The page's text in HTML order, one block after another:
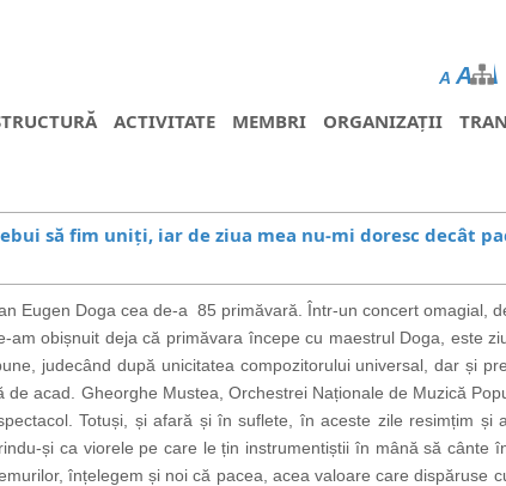
A AA
ACTIVITATE MEMBRI ORGANIZAȚII
să fim uniți, iar de ziua mea nu-mi doresc decât
Eugen Doga cea de-a 85 primăvară. Într-un concert omagial,
obișnuit deja că primăvara începe cu maestrul Doga, este
judecând după unicitatea compozitorului universal, dar și
acad. Gheorghe Mustea, Orchestrei Naționale de Muzică
Totuși, și afară și în suflete, în aceste zile resimțim și
și ca viorele pe care le țin instrumentiștii în mână să cânte
înțelegem și noi că pacea, acea valoare care dispăruse